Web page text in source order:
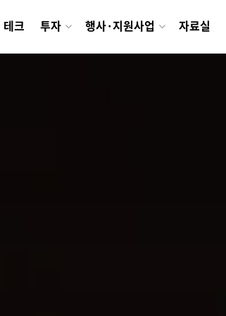
테크 투자 행사·지원사업 자료실